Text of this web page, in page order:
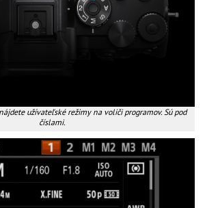
užívateľské režimy na voliči programov. Sú pod
číslami.